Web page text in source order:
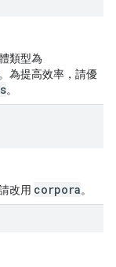
類型為
。為提高效率，請優
。
改用 corpora。